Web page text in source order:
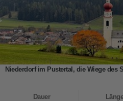
Niederdorf im Pustertal, die Wiege des
Dauer